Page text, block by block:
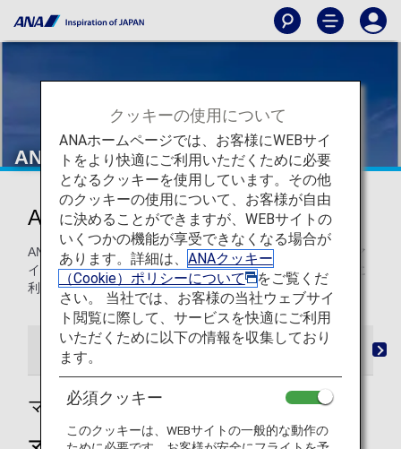
ANA国際線
ANA国際線でマイルを貯める
ANAマイレージクラブ会員の方は、すべてのANA国際線でマ
イルを貯めて、より多くのフライトやアップグレードなどに
利用できます。
マイル登録 マイレージチャート
マイル登録
マイルの積算方法
クッキーの使用について
ANAホームページでは、お客様にWEBサイ
トをより快適にご利用いただくために必要
となるクッキーを使用しています。その他
のクッキーの使用について、お客様が自由
に決めることができますが、WEBサイトの
いくつかの機能が享受できなくなる場合が
あります。詳細は、 ANAクッキー
（Cookie）ポリシーについて
をご覧くだ
さい。 当社では、お客様の当社ウェブサイ
ト閲覧に際して、サービスを快適にご利用
いただくために以下の情報を収集しており
ます。
必須クッキー
このクッキーは、WEBサイトの一般的な動作の